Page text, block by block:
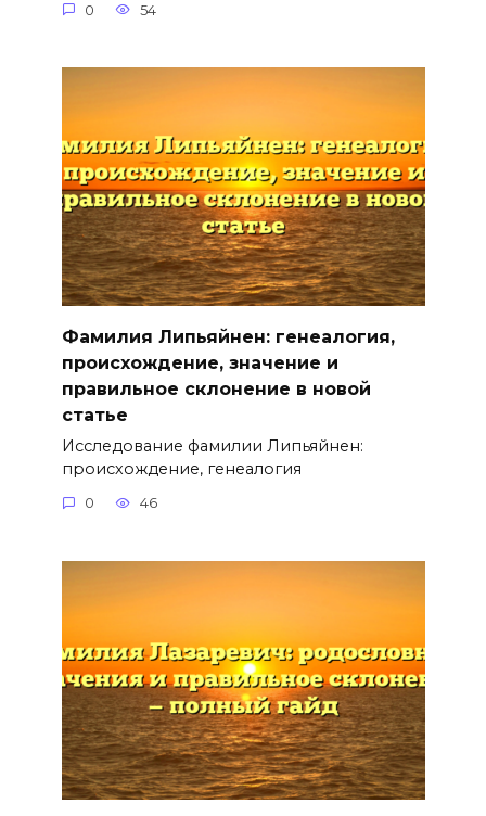
0 54
Фамилия Липьяйнен: генеалогия,
происхождение, значение и
правильное склонение в новой
статье
Исследование фамилии Липьяйнен:
происхождение, генеалогия
0 46